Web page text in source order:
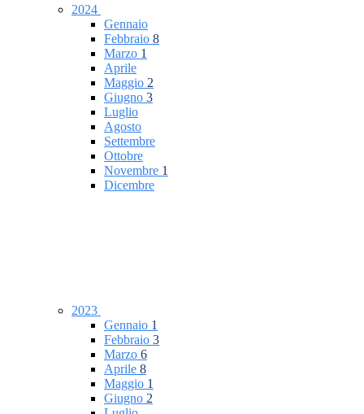
2024
Gennaio
Febbraio 8
Marzo 1
Aprile
Maggio 2
Giugno 3
Luglio
Agosto
Settembre
Ottobre
Novembre 1
Dicembre
2023
Gennaio 1
Febbraio 3
Marzo 6
Aprile 8
Maggio 1
Giugno 2